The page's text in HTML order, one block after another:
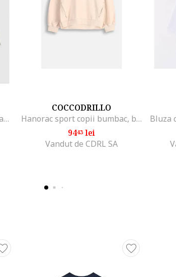
Bluza spor din bumbac cu maneci cazute, 134-140 CM, 9-10 ani
COCCODRILLO
Hanorac sport copii bumbac, bej, certificat OEKO-TEX, pentru fete
9443lei
Vandut de CDRL SA